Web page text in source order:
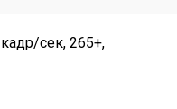
сек, 265+,